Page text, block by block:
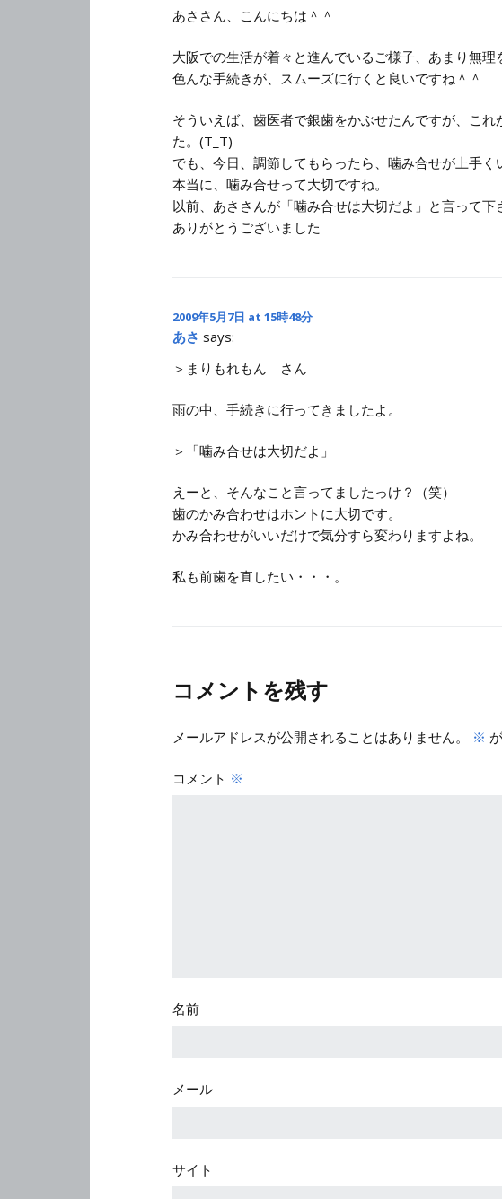
あささん、こんにちは＾＾
大阪での生活が着々と進んでいるご様子、あまり無理
色んな手続きが、スムーズに行くと良いですね＾＾
そういえば、歯医者で銀歯をかぶせたんですが、こ
た。(T_T)
でも、今日、調節してもらったら、噛み合せが上手
本当に、噛み合せって大切ですね。
以前、あささんが「噛み合せは大切だよ」と言って
ありがとうございました
2009年5月7日 at 15時48分
あさ says:
＞まりもれもん さん
雨の中、手続きに行ってきましたよ。
＞「噛み合せは大切だよ」
えーと、そんなこと言ってましたっけ？（笑）
歯のかみ合わせはホントに大切です。
かみ合わせがいいだけで気分すら変わりますよね。
私も前歯を直したい・・・。
コメントを残す
メールアドレスが公開されることはありません。 ※
コメント ※
名前
メール
サイト